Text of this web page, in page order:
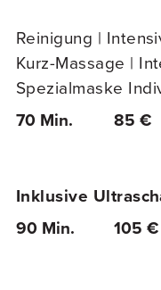
Reinigung |
Kurz-Massage |
Spezialmaske
70 Min.
85 €
Inklusive
90 Min.
105 €